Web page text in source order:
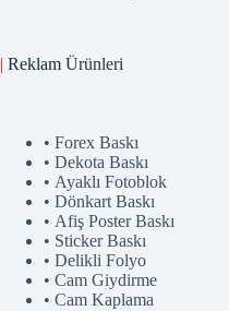
| Reklam Ürünleri
• Forex Baskı
• Dekota Baskı
• Ayaklı Fotoblok
• Dönkart Baskı
• Afiş Poster Baskı
• Sticker Baskı
• Delikli Folyo
• Cam Giydirme
• Cam Kaplama